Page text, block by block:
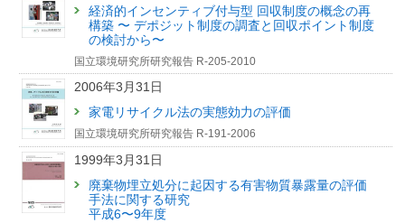
経済的インセンティブ付与型 回収制度の概念の再
構築 〜 デポジット制度の調査と回収ポイント制度
の検討から〜
国立環境研究所研究報告 R-205-2010
2006年3月31日
家電リサイクル法の実態効力の評価
国立環境研究所研究報告 R-191-2006
1999年3月31日
廃棄物埋立処分に起因する有害物質暴露量の評価
手法に関する研究
平成6〜9年度